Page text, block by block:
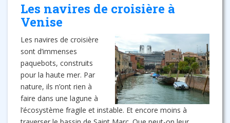
Les navires de croisière à
Venise
Les navires de croisière
sont d’immenses
paquebots, construits
pour la haute mer. Par
nature, ils n’ont rien à
faire dans une lagune à
l’écosystème fragile et instable. Et encore moins à